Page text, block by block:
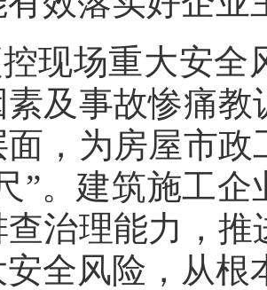
现场重大安全
及事故惨痛
，为房屋市
”。建筑施工
治理能力，
全风险，从根